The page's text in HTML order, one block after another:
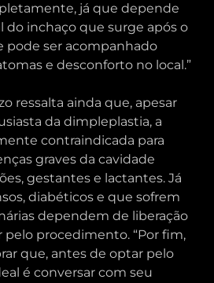
já que depende
inchaço que surge após o
pode ser acompanhado
e desconforto no local.”
ressalta ainda que, apesar
da dimpleplastia, a
contraindicada para
graves da cavidade
gestantes e lactantes. Já
diabéticos e que sofrem
dependem de liberação
pelo procedimento. “Por fim,
que, antes de optar pelo
é conversar com seu